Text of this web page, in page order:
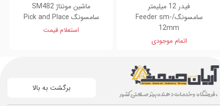
فیدر 12 میلیمتر
سامسونگ/Feeder sm-
12mm
اتمام موجودی
ماشین مونتاژ SM482
سامسونگ Pick and Place
استعلام قیمت
برگشت به بالا ، فروشگاه و خدمات دهنده برتر صنعتی کشور